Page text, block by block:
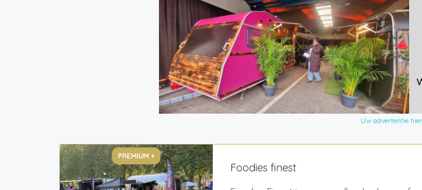
Uw advertentie
PREMIUM +
Foodies finest